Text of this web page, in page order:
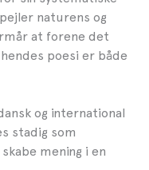
naturens og
at forene det
poesi er både
og international
stadig som
mening i en